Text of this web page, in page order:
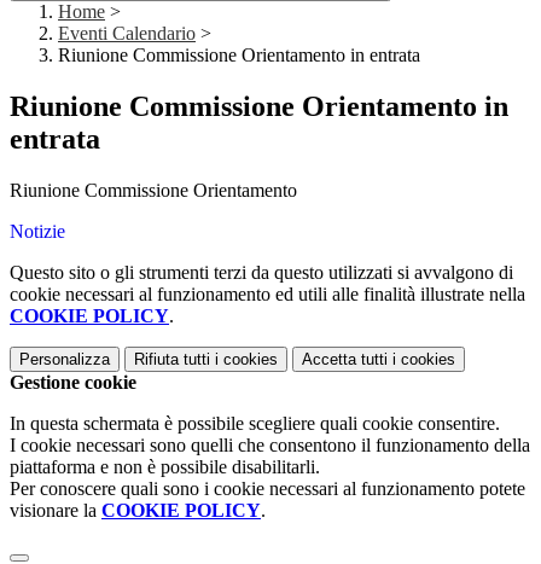
Home >
Eventi Calendario >
Riunione Commissione Orientamento in entrata
Riunione Commissione Orientamento in
entrata
Riunione Commissione Orientamento
Notizie
Questo sito o gli strumenti terzi da questo utilizzati si avvalgono di
cookie necessari al funzionamento ed utili alle finalità illustrate nella
COOKIE POLICY.
Personalizza Rifiuta tutti i cookies Accetta tutti i cookies
Gestione cookie
In questa schermata è possibile scegliere quali cookie consentire.
I cookie necessari sono quelli che consentono il funzionamento della
piattaforma e non è possibile disabilitarli.
Per conoscere quali sono i cookie necessari al funzionamento potete
visionare la COOKIE POLICY.